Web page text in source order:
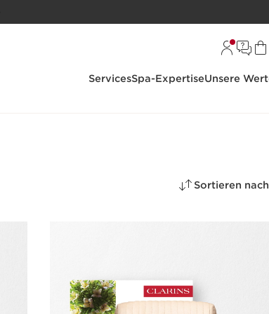
ServicesSpa-ExpertiseUnsere
Sortieren nach